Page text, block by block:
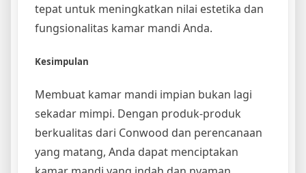
tepat untuk meningkatkan nilai estetika dan
fungsionalitas kamar mandi Anda.
Kesimpulan
Membuat kamar mandi impian bukan lagi
sekadar mimpi. Dengan produk-produk
berkualitas dari Conwood dan perencanaan
yang matang, Anda dapat menciptakan